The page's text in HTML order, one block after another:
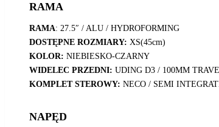
RAMA
RAMA: 27.5″ / ALU / HYDROFORMING
DOSTĘPNE ROZMIARY: XS(45cm)
KOLOR: NIEBIESKO-CZARNY
WIDELEC PRZEDNI: UDING D3 / 100MM
KOMPLET STEROWY: NECO / SEMI
NAPĘD